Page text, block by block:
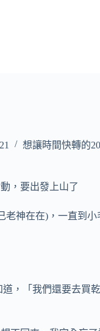
想讓時間快轉的
，要出發上山了
神在在)，一直到
道，「我們還要去